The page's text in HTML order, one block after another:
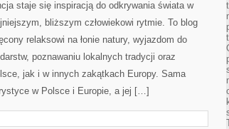
staje się inspiracją do odkrywania świata w
bliższym człowiekowi rytmie. To blog
relaksowi na łonie natury, wyjazdom do
poznawaniu lokalnych tradycji oraz
jak i w innych zakątkach Europy. Sama
w Polsce i Europie, a jej […]